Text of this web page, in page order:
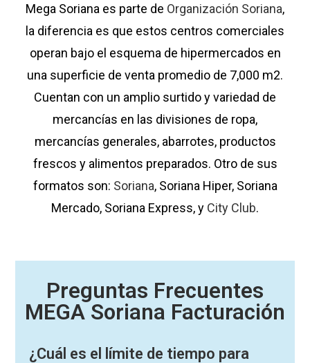
Mega Soriana es parte de Organización Soriana,
la diferencia es que estos centros comerciales
operan bajo el esquema de hipermercados en
una superficie de venta promedio de 7,000 m2.
Cuentan con un amplio surtido y variedad de
mercancías en las divisiones de ropa,
mercancías generales, abarrotes, productos
frescos y alimentos preparados. Otro de sus
formatos son: Soriana, Soriana Hiper, Soriana
Mercado, Soriana Express, y City Club.
Preguntas Frecuentes
MEGA Soriana Facturación
¿Cuál es el límite de tiempo para